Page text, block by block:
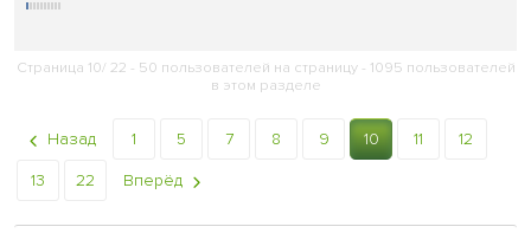
Страница 10/ 22 - 50 пользователей на страницу - 1095 пользователей
в этом разделе
Назад 1 5 7 8 9 10 11 12
13 22 Вперёд